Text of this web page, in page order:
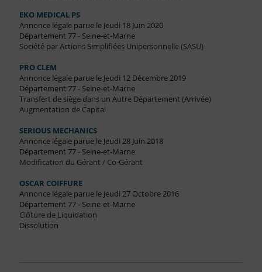
EKO MEDICAL PS
Annonce légale parue le Jeudi 18 Juin 2020
Département 77 - Seine-et-Marne
Société par Actions Simplifiées Unipersonnelle (SASU)
PRO CLEM
Annonce légale parue le Jeudi 12 Décembre 2019
Département 77 - Seine-et-Marne
Transfert de siège dans un Autre Département (Arrivée)
Augmentation de Capital
SERIOUS MECHANICS
Annonce légale parue le Jeudi 28 Juin 2018
Département 77 - Seine-et-Marne
Modification du Gérant / Co-Gérant
OSCAR COIFFURE
Annonce légale parue le Jeudi 27 Octobre 2016
Département 77 - Seine-et-Marne
Clôture de Liquidation
Dissolution